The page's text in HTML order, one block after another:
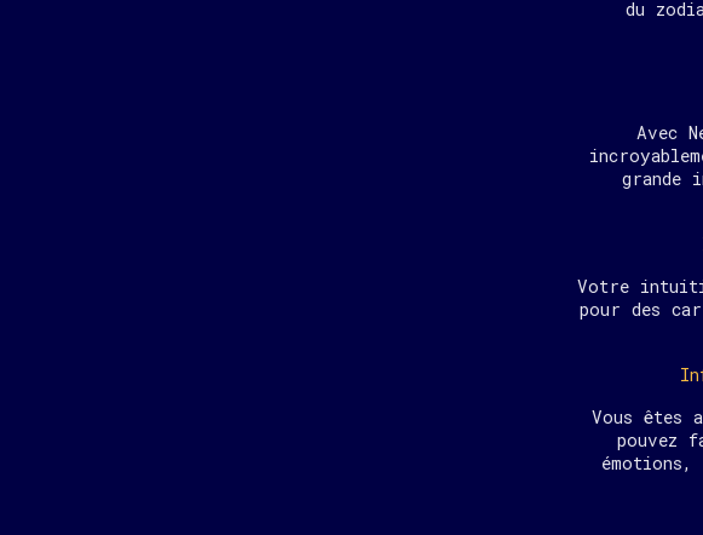
du
Avec
grande
Votre
pour des
Vous êtes
pouvez